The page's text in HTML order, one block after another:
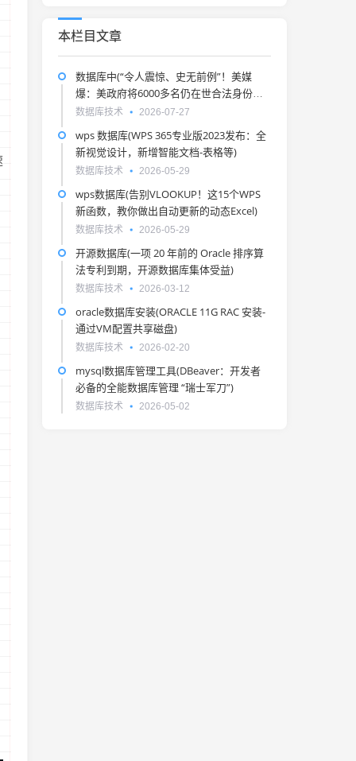
本栏目文章
数据库中(“令人震惊、史无前例”！美媒
爆：美政府将6000多名仍在世合法身份移
民列入死亡人口数据库)
数据库技术 2026-07-27
wps 数据库(WPS 365专业版2023发布：全
新视觉设计，新增智能文档-表格等)
数据库技术 2026-05-29
wps数据库(告别VLOOKUP！这15个WPS
新函数，教你做出自动更新的动态Excel)
数据库技术 2026-05-29
开源数据库(一项 20 年前的 Oracle 排序算
法专利到期，开源数据库集体受益)
数据库技术 2026-03-12
oracle数据库安装(ORACLE 11G RAC 安装-
通过VM配置共享磁盘)
数据库技术 2026-02-20
mysql数据库管理工具(DBeaver：开发者
必备的全能数据库管理 “瑞士军刀”)
数据库技术 2026-05-02